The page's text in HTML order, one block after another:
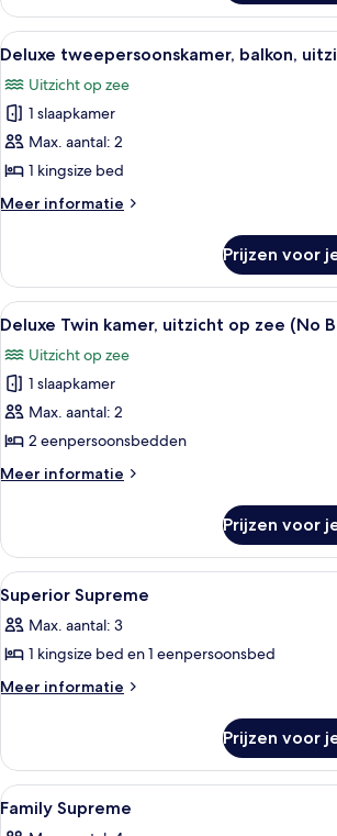
uitzicht
op
zwembad
laden
tweepersoonskamer,
kingsize
balkon,
uitzicht
op
zwembad
Alle
foto's
voor
Deluxe
tweepersoonskamer,
balkon,
uitzicht
op
laden
Uitzicht op
9
Deluxe tweepersoonskamer, balkon,
Uitzicht op zee
1 slaapkamer
Max. aantal: 2
1 kingsize bed
Meer informatie
Meer
tweepersoonskamer,
balkon,
uitzicht
zee
Prijzen voor
Alle
foto's
voor
Deluxe
Twin
kamer,
uitzicht
op
(No
Balcony)
laden
Een
6
Deluxe Twin kamer, uitzicht op zee (No
Uitzicht op zee
1 slaapkamer
Max. aantal: 2
2 eenpersoonsbedden
Meer informatie
Meer
Twin
kamer,
uitzicht
zee
(No
Prijzen voor
Alle
foto's
voor
Superior
Supreme
Een
6
Superior Supreme
Max. aantal: 3
1 kingsize bed en 1 eenpersoonsbed
Meer informatie
Meer
Supreme
Prijzen voor
Alle
foto's
Een
7
Family Supreme